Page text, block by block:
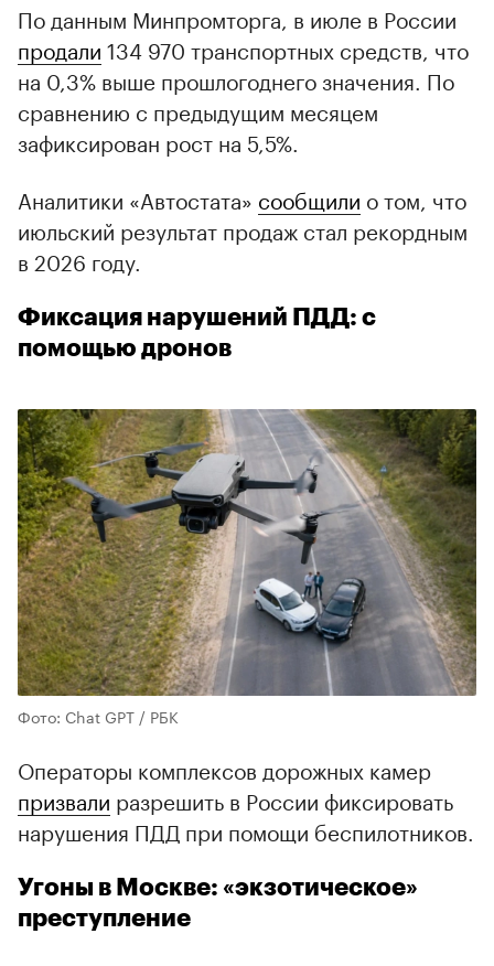
По данным Минпромторга, в июле в России
продали 134 970 транспортных средств, что
на 0,3% выше прошлогоднего значения. По
сравнению с предыдущим месяцем
зафиксирован рост на 5,5%.
Аналитики «Автостата» сообщили о том, что
июльский результат продаж стал рекордным
в 2026 году.
Фиксация нарушений ПДД: с
помощью дронов
Фото: Chat GPT / РБК
Операторы комплексов дорожных камер
призвали разрешить в России фиксировать
нарушения ПДД при помощи беспилотников.
Угоны в Москве: «экзотическое»
преступление